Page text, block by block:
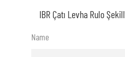
Name